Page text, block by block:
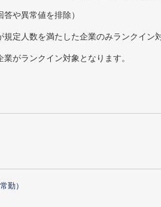
や異常値を排除）
定人数を満たした企業のみランクイン
がランクイン対象となります。
勤）